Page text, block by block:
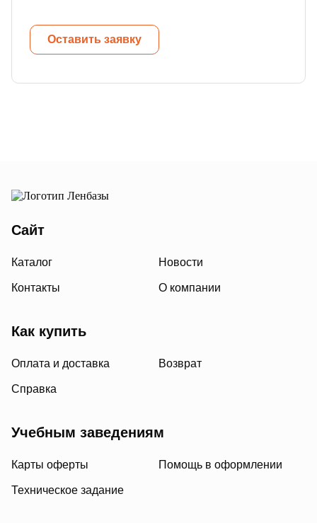
Оставить заявку
Сайт
Каталог Новости
Контакты О компании
Как купить
Оплата и доставка Возврат
Справка
Учебным заведениям
Карты оферты Помощь в оформлении
Техническое задание